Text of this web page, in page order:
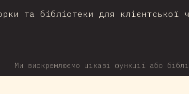
та бібліотеки для клієнтської
Ми виокремлюємо цікаві функції або